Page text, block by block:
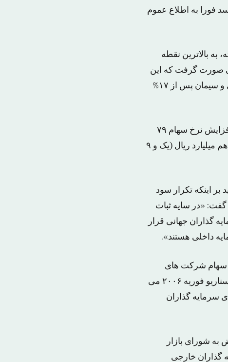
فورا به اطلاع عموم
بالاترین نقطه
صورت گرفت که این
شاخص در سال جاری در میان حمایت قابل توجهی از سهام بخش صنایع پتروشیمی و سیمان پس از ۱۷%
میزان نقدینگی که دیروز در بازار سهام عربستان سعودی داد و ستد شد، در میان افزایش نرخ سهام ۷۹
شرکت طبقه بندی شده و کاهش نرخ سهام ۵۳ شرکت دیگر به حدود هفت و سه دهم میلیارد ریال (یک و ۹
اینکه تکرار سود
«در سایه ثبات
گذاران جهانی قرار
داخلی هستند».
سهام شرکت های
طبقه بندی شده منجر به افزایشات بزرگ ناموجه می شود که به بحرانی شبیه به سناریو فوریه ۲۰۰۶ می
سرمایه گذاران
به شورای بازار
گذاران خارجی